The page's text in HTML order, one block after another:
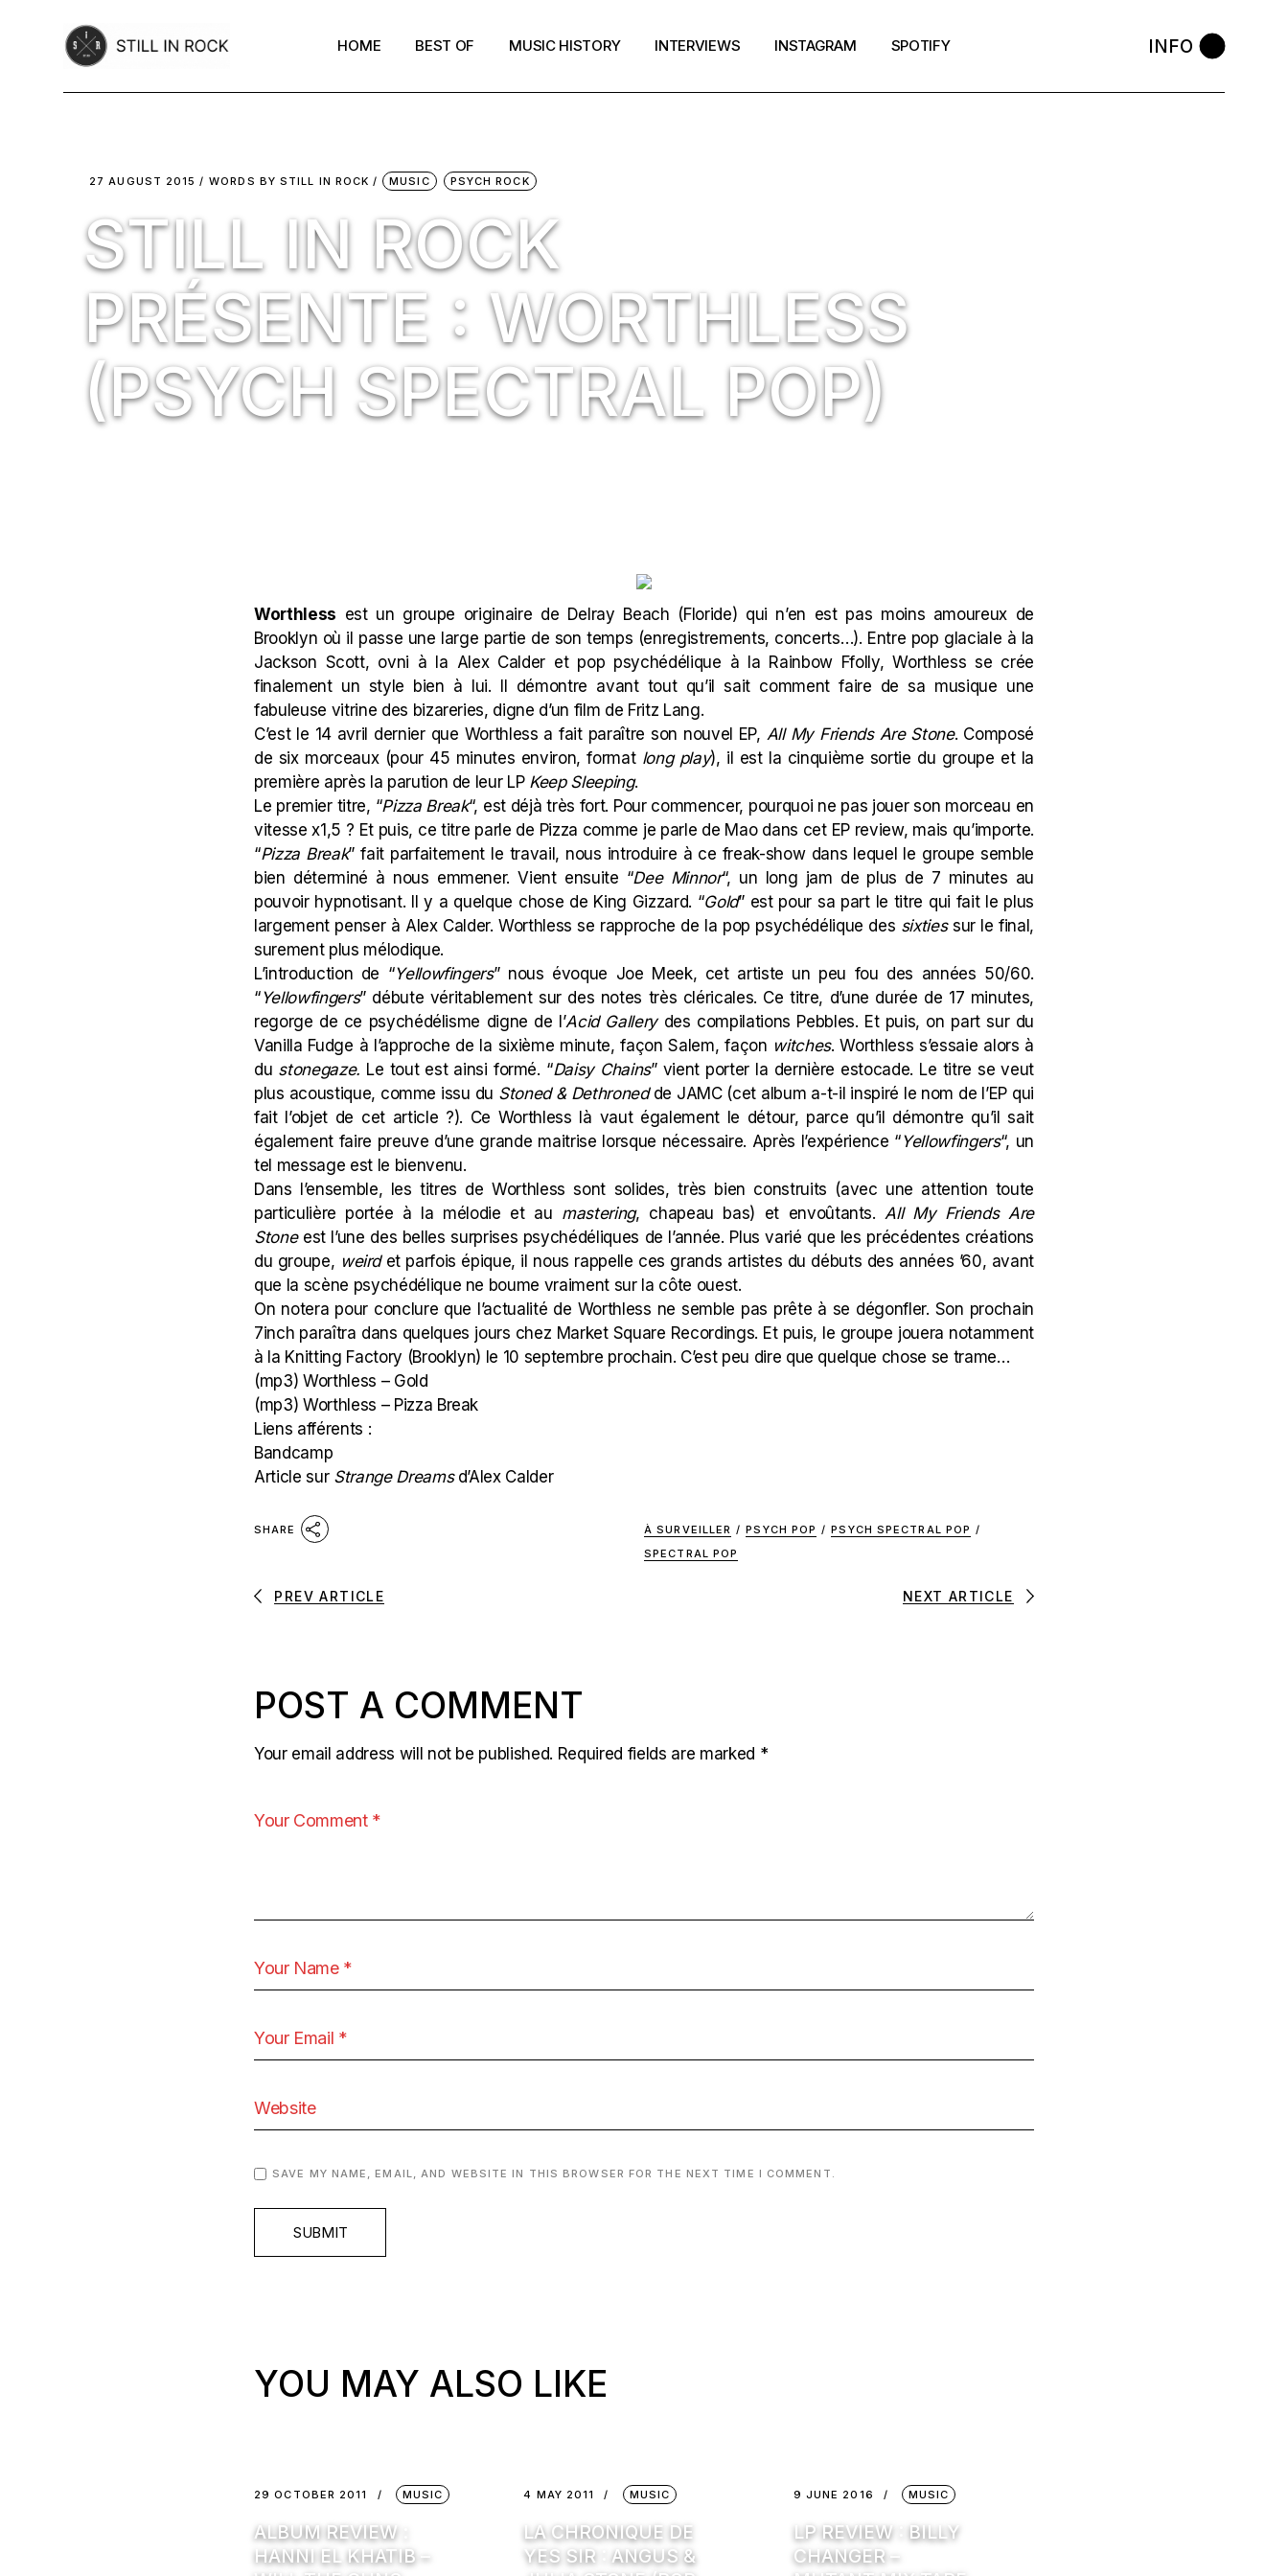
HOME BEST OF MUSIC HISTORY INTERVIEWS INSTAGRAM SPOTIFY INFO
27 AUGUST 2015 WORDS BYSTILL IN ROCK MUSIC PSYCH ROCK
STILL IN ROCK
PRÉSENTE : WORTHLESS
(PSYCH SPECTRAL POP)
Worthless est un groupe originaire de Delray Beach (Floride) qui n’en est pas moins amoureux de
Brooklyn où il passe une large partie de son temps (enregistrements, concerts…). Entre pop glaciale à la
Jackson Scott, ovni à la Alex Calder et pop psychédélique à la Rainbow Ffolly, Worthless se crée
finalement un style bien à lui. Il démontre avant tout qu’il sait comment faire de sa musique une
fabuleuse vitrine des bizareries, digne d’un film de Fritz Lang.
C’est le 14 avril dernier que Worthless a fait paraître son nouvel EP, All My Friends Are Stone. Composé
de six morceaux (pour 45 minutes environ, formatlong play), il est la cinquième sortie du groupe et la
première après la parution de leur LP Keep Sleeping.
Le premier titre, “Pizza Break“, est déjà très fort. Pour commencer, pourquoi ne pas jouer son morceau en
vitesse x1,5 ? Et puis, ce titre parle de Pizza comme je parle de Mao dans cet EP review, mais qu’importe.
“Pizza Break” fait parfaitement le travail, nous introduire à ce freak-show dans lequel le groupe semble
bien déterminé à nous emmener. Vient ensuite “Dee Minnor“, un long jam de plus de 7 minutes au
pouvoir hypnotisant. Il y a quelque chose de King Gizzard. “Gold” est pour sa part le titre qui fait le plus
largement penser à Alex Calder. Worthless se rapproche de la pop psychédélique des sixties sur le final,
surement plus mélodique.
L’introduction de “Yellowfingers” nous évoque Joe Meek, cet artiste un peu fou des années 50/60.
“Yellowfingers” débute véritablement sur des notes très cléricales. Ce titre, d’une durée de 17 minutes,
regorge de ce psychédélisme digne de l’Acid Gallery des compilations Pebbles. Et puis, on part sur du
Vanilla Fudge à l’approche de la sixième minute, façon Salem, façon witches. Worthless s’essaie alors à
du stonegaze. Le tout est ainsi formé. “Daisy Chains” vient porter la dernière estocade. Le titre se veut
plus acoustique, comme issu du Stoned & Dethronedde JAMC(cet album a-t-il inspiré le nom de l’EP qui
fait l’objet de cet article ?). Ce Worthless là vaut également le détour, parce qu’il démontre qu’il sait
également faire preuve d’une grande maitrise lorsque nécessaire. Après l’expérience “Yellowfingers“, un
tel message est le bienvenu.
Dans l’ensemble, les titres de Worthless sont solides, très bien construits (avec une attention toute
particulière portée à la mélodie et au mastering, chapeau bas) et envoûtants.All My Friends Are
Stone est l’une des belles surprises psychédéliques de l’année. Plus varié que les précédentes créations
du groupe, weird et parfois épique, il nous rappelle ces grands artistes du débuts des années ’60, avant
que la scène psychédélique ne boume vraiment sur la côte ouest.
On notera pour conclure que l’actualité de Worthless ne semble pas prête à se dégonfler. Son prochain
7inch paraîtra dans quelques jours chez Market Square Recordings. Et puis, le groupe jouera notamment
à la Knitting Factory (Brooklyn) le 10 septembre prochain. C’est peu dire que quelque chose se trame…
(mp3) Worthless – Gold
(mp3) Worthless – Pizza Break
Liens afférents :
Bandcamp
Article sur Strange Dreams d’Alex Calder
SHARE À SURVEILLER / PSYCH POP / PSYCH SPECTRAL POP /
SPECTRAL POP
PREV ARTICLE NEXT ARTICLE
POST A COMMENT
Your email address will not be published. Required fields are marked *
SAVE MY NAME, EMAIL, AND WEBSITE IN THIS BROWSER FOR THE NEXT TIME I COMMENT.
SUBMIT
YOU MAY ALSO LIKE
29 OCTOBER 2011 MUSIC
ALBUM REVIEW :
HANNI EL KHATIB –
4 MAY 2011 MUSIC
LA CHRONIQUE DE
YES SIR : ANGUS &
9 JUNE 2016 MUSIC
LP REVIEW : BILLY
CHANGER –